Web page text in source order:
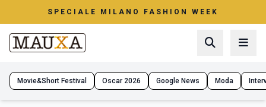
SPECIALE MILANO FASHION WEEK
Movie&Short Festival Oscar 2026 Google News Moda